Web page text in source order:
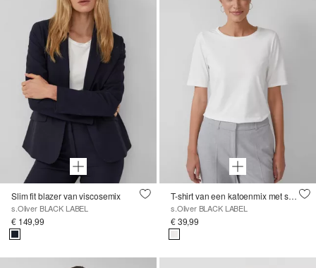
Slim fit blazer van viscosemix
s.Oliver BLACK LABEL
€ 149,99
T-shirt van een katoenmix met satijnen detail bij de hals
s.Oliver BLACK LABEL
€ 39,99